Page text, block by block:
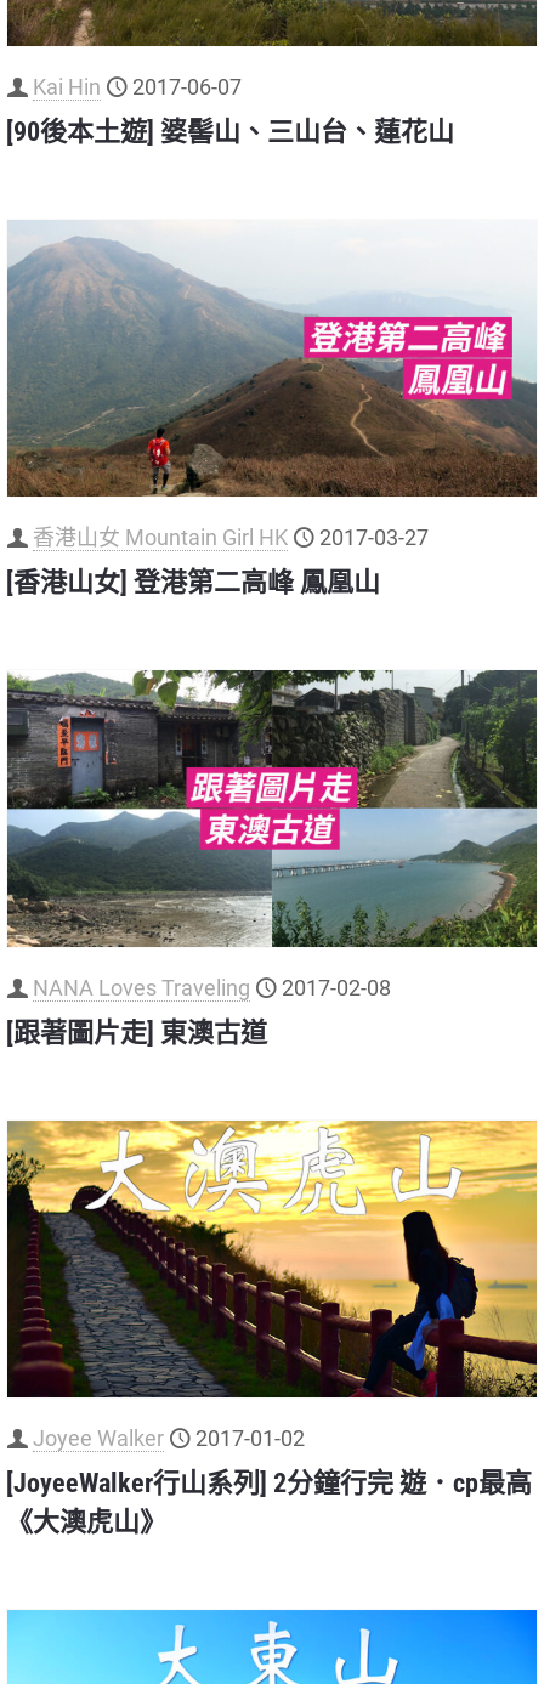
Kai Hin 2017-06-07
[90後本土遊] 婆髻山、三山台、蓮花山
香港山女 Mountain Girl HK 2017-03-27
[香港山女] 登港第二高峰 鳳凰山
NANA Loves Traveling 2017-02-08
[跟著圖片走] 東澳古道
Joyee Walker 2017-01-02
[JoyeeWalker行山系列] 2分鐘行完 遊．cp最高
《大澳虎山》